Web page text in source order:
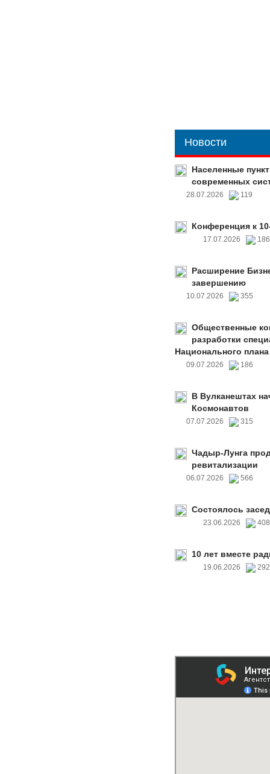
Новости
Населенные
современных
28.07.2026 119
Конференция к
17.07.2026
Расширение
завершению
10.07.2026 355
Общественные
разработки
Национального
09.07.2026 186
В Вулканештах
Космонавтов
07.07.2026 315
Чадыр-Лунга
ревитализации
06.07.2026 566
Состоялось
23.06.2026
10 лет вместе
19.06.2026